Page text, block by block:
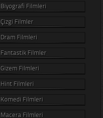
Biyografi Filmleri
Çizgi Filmler
Dram Filmleri
Fantastik Filmler
Gizem Filmleri
Hint Filmleri
Komedi Filmleri
Macera Filmleri